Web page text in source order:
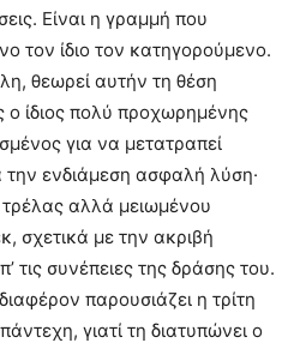
Είναι η γραμμή που
τον ίδιο τον κατηγορούμενο.
θεωρεί αυτήν τη θέση
ο ίδιος πολύ προχωρημένης
για να μετατραπεί
την ενδιάμεση ασφαλή λύση·
αλλά μειωμένου
σχετικά με την ακριβή
τις συνέπειες της δράσης του.
παρουσιάζει η τρίτη
γιατί τη διατυπώνει ο